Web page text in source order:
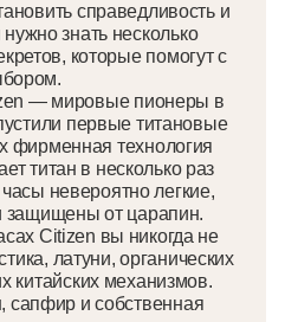
справедливость и
знать несколько
которые помогут с
— мировые пионеры в
первые титановые
фирменная технология
титан в несколько раз
невероятно легкие,
защищены от царапин.
Citizen вы никогда не
латуни, органических
китайских механизмов.
сапфир и собственная